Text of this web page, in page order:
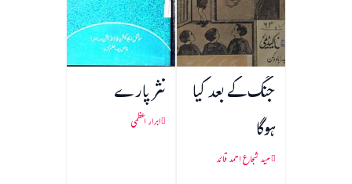
جنگ کے بعد کیا
ہوگا
سید شجاع احمد قائد
نثر پارے
ابرار اعظمی